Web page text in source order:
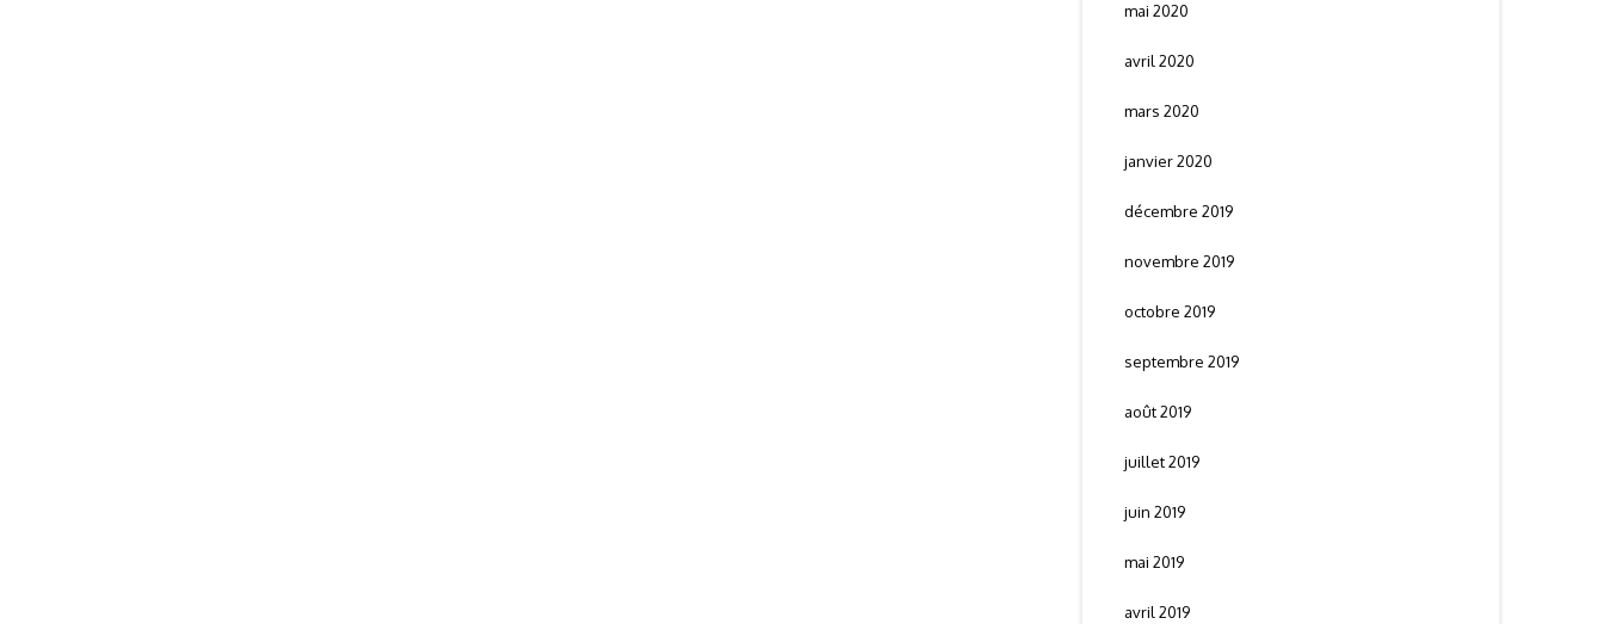
mai 2020
avril 2020
mars 2020
janvier 2020
décembre 2019
novembre 2019
octobre 2019
septembre 2019
août 2019
juillet 2019
juin 2019
mai 2019
avril 2019